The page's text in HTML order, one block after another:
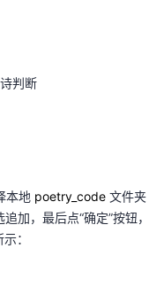
判断
本地 poetry_code 文件夹
追加，最后点“确定”按钮，
：